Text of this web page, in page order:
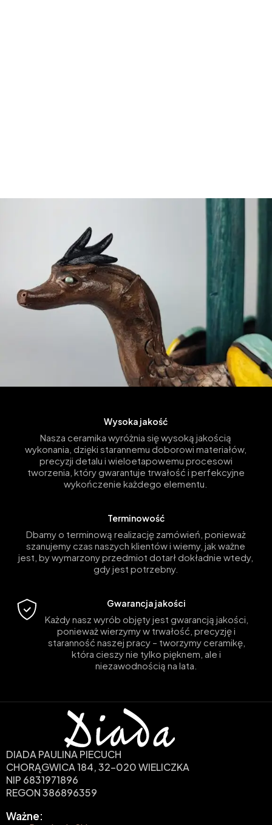
Wysoka jakość
Nasza ceramika wyróżnia się wysoką jakością
wykonania, dzięki starannemu doborowi materiałów,
precyzji detalu i wieloetapowemu procesowi
tworzenia, który gwarantuje trwałość i perfekcyjne
wykończenie każdego elementu.
Terminowość
Dbamy o terminową realizację zamówień, ponieważ
szanujemy czas naszych klientów i wiemy, jak ważne
jest, by wymarzony przedmiot dotarł dokładnie wtedy,
gdy jest potrzebny.
Gwarancja jakości
Każdy nasz wyrób objęty jest gwarancją jakości,
ponieważ wierzymy w trwałość, precyzję i
staranność naszej pracy – tworzymy ceramikę,
która cieszy nie tylko pięknem, ale i
niezawodnością na lata.
DIADA PAULINA PIECUCH
CHORĄGWICA 184, 32-020 WIELICZKA
NIP 6831971896
REGON 386896359
Ważne: